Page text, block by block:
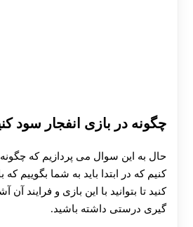
چگونه در بازی انفجار سود
حال به این سوال می پردازیم که
کنیم که در ابتدا باید به شما بگوییم که
کنید تا بتوانید با این بازی و فرایند
گیری درستی داشته باشید.